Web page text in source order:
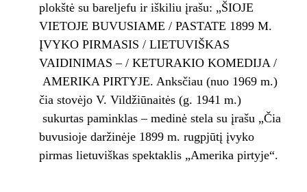
plokštė su bareljefu ir iškiliu įrašu: „ŠIOJE
VIETOJE BUVUSIAME / PASTATE 1899 M.
ĮVYKO PIRMASIS / LIETUVIŠKAS
VAIDINIMAS – / KETURAKIO KOMEDIJA /
AMERIKA PIRTYJE. Anksčiau (nuo 1969 m.)
čia stovėjo V. Vildžiūnaitės (g. 1941 m.)
sukurtas paminklas – medinė stela su įrašu „Čia
buvusioje daržinėje 1899 m. rugpjūtį įvyko
pirmas lietuviškas spektaklis „Amerika pirtyje“.